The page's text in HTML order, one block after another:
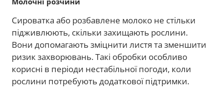
Сироватка або розбавлене молоко не стільки
підживлюють, скільки захищають рослини.
Вони допомагають зміцнити листя та зменшити
ризик захворювань. Такі обробки особливо
корисні в періоди нестабільної погоди, коли
рослини потребують додаткової підтримки.